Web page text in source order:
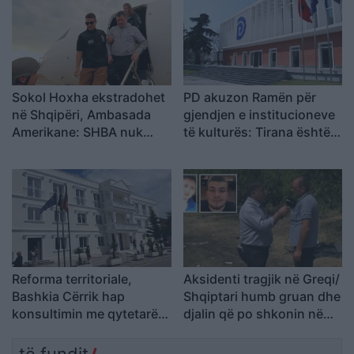
bashkimi
Sokol Hoxha ekstradohet
në Shqipëri, Ambasada
Amerikane: SHBA nuk
kriminelët që abuzojnë me
sistemin e emigracionit
PD akuzon Ramën për
gjendjen e institucioneve
të kulturës: Tirana është
dhe Cirk Kombëtar
Reforma territoriale,
Bashkia Cërrik hap
konsultimin me qytetarët,
udhëhiqet nga nevojat e
Aksidenti tragjik në Greqi/
Shqiptari humb gruan dhe
djalin që po shkonin në